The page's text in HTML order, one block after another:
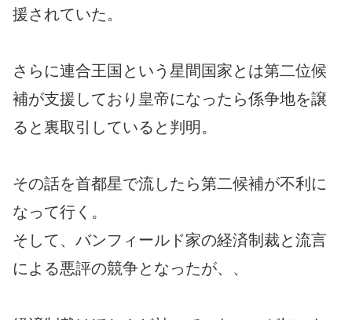
援されていた。
さらに連合王国という星間国家とは第二位候
補が支援しており皇帝になったら係争地を譲
ると裏取引していると判明。
その話を首都星で流したら第二候補が不利に
なって行く。
そして、バンフィールド家の経済制裁と流言
による悪評の競争となったが、、